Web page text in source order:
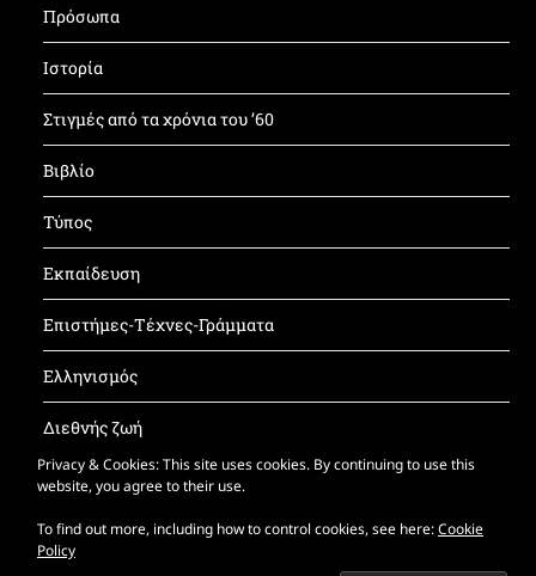
Πρόσωπα
Ιστορία
Στιγμές από τα χρόνια του ’60
Βιβλίο
Τύπος
Εκπαίδευση
Επιστήμες-Τέχνες-Γράμματα
Ελληνισμός
Διεθνής ζωή
Έντυπος ΚΝΦ
Privacy & Cookies: This site uses cookies. By continuing to use this
website, you agree to their use.
To find out more, including how to control cookies, see here:Cookie
Policy